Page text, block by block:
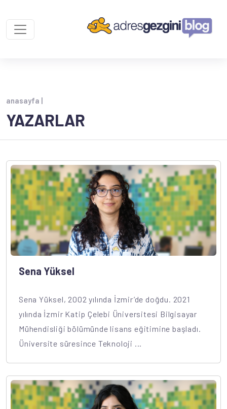
anasayfa |
YAZARLAR
Sena Yüksel
Sena Yüksel, 2002 yılında İzmir’de doğdu. 2021
yılında İzmir Katip Çelebi Üniversitesi Bilgisayar
Mühendisliği bölümünde lisans eğitimine başladı.
Üniversite süresince Teknoloji ...